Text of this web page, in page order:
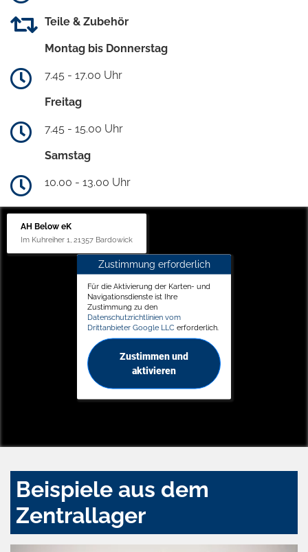
Teile & Zubehör
Montag bis Donnerstag
7.45 - 17.00 Uhr
Freitag
7.45 - 15.00 Uhr
Samstag
10.00 - 13.00 Uhr
AH Below eK
Im Kuhreiher 1, 21357 Bardowick
Zustimmung erforderlich
Für die Aktivierung der Karten- und
Navigationsdienste ist Ihre
Zustimmung zu den
Datenschutzrichtlinien vom
Drittanbieter Google LLC erforderlich.
Zustimmen und
aktivieren
Beispiele aus dem
Zentrallager